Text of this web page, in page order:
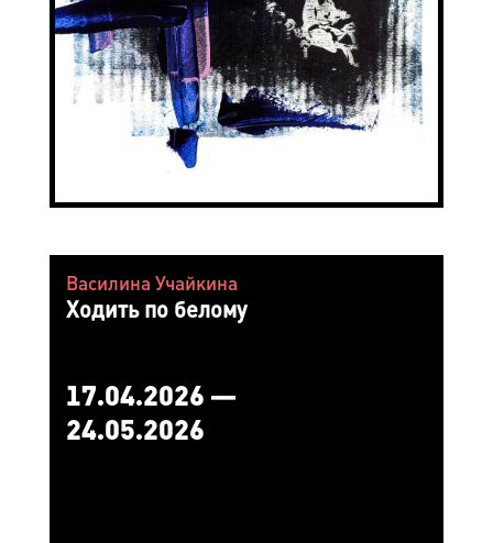
Василина Учайкина
Ходить по белому
17.04.2026 —
24.05.2026